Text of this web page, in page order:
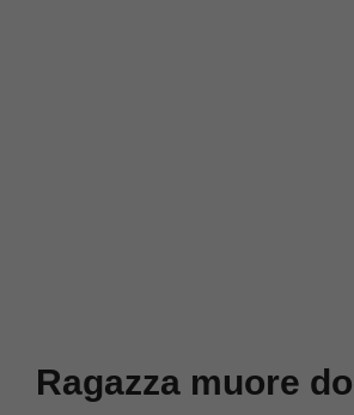
Ragazza muore